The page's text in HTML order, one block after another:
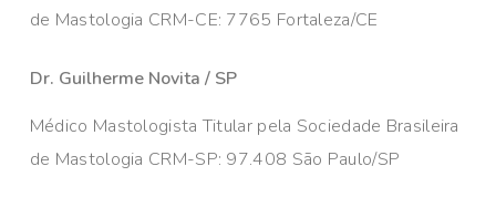
de Mastologia CRM-CE: 7765 Fortaleza/CE
Dr. Guilherme Novita / SP
Médico Mastologista Titular pela Sociedade Brasileira
de Mastologia CRM-SP: 97.408 São Paulo/SP